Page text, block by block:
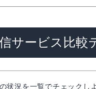
サービス比較
状況を一覧でチェックし